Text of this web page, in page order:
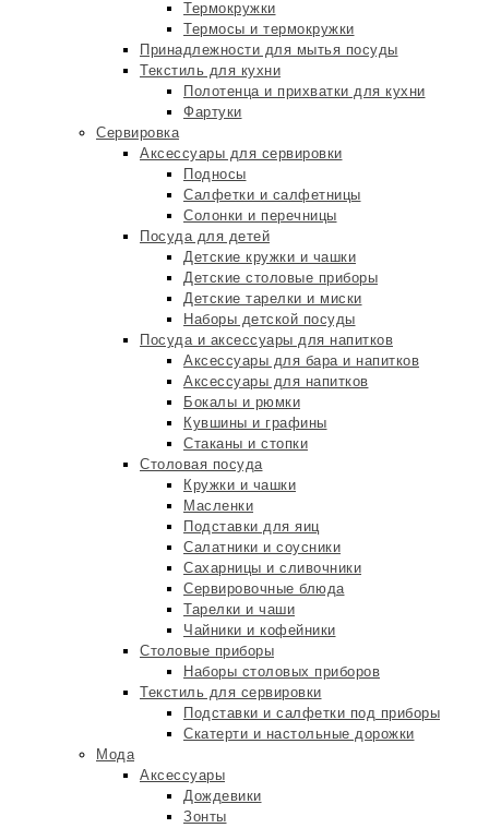
Термокружки
Термосы и термокружки
Принадлежности для мытья посуды
Текстиль для кухни
Полотенца и прихватки для кухни
Фартуки
Сервировка
Аксессуары для сервировки
Подносы
Салфетки и салфетницы
Солонки и перечницы
Посуда для детей
Детские кружки и чашки
Детские столовые приборы
Детские тарелки и миски
Наборы детской посуды
Посуда и аксессуары для напитков
Аксессуары для бара и напитков
Аксессуары для напитков
Бокалы и рюмки
Кувшины и графины
Стаканы и стопки
Столовая посуда
Кружки и чашки
Масленки
Подставки для яиц
Салатники и соусники
Сахарницы и сливочники
Сервировочные блюда
Тарелки и чаши
Чайники и кофейники
Столовые приборы
Наборы столовых приборов
Текстиль для сервировки
Подставки и салфетки под приборы
Скатерти и настольные дорожки
Мода
Аксессуары
Дождевики
Зонты